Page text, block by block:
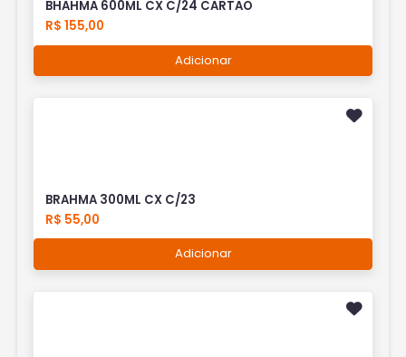
BHAHMA 600ML CX C/24 CARTAO
R$ 155,00
Adicionar
BRAHMA 300ML CX C/23
R$ 55,00
Adicionar